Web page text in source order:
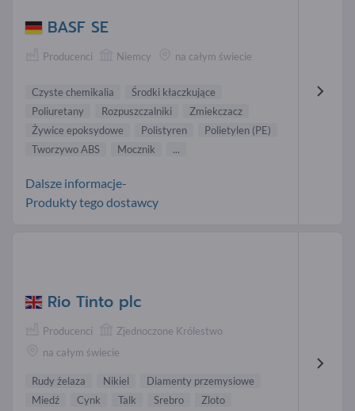
BASF SE
Producenci Niemcy na całym świecie
Czyste chemikalia
Środki kłaczkujące
Poliuretany
Rozpuszczalniki
Zmiekczacz
Żywice epoksydowe
Polistyren
Polietylen (PE)
Tworzywo ABS
Mocznik ...
Dalsze informacje-
Produkty tego dostawcy
Rio Tinto plc
Producenci
Zjednoczone Królestwo
na całym świecie
Rudy żelaza Nikiel
Diamenty przemysiowe
Miedź
Cynk Talk Srebro
Zloto